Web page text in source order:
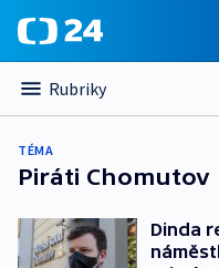
Rubriky
TÉMA
Piráti Chomutov
Dinda